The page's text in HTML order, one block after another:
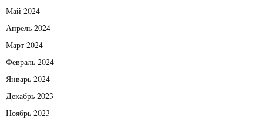
Май 2024
Апрель 2024
Март 2024
Февраль 2024
Январь 2024
Декабрь 2023
Ноябрь 2023